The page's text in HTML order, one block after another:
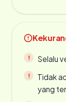
Selalu
Tidak
yang